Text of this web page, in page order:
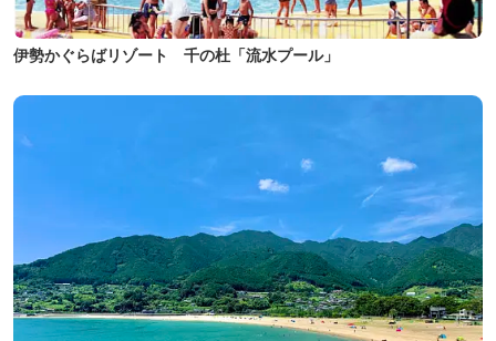
伊勢かぐらばリゾート 千の杜「流水プール」